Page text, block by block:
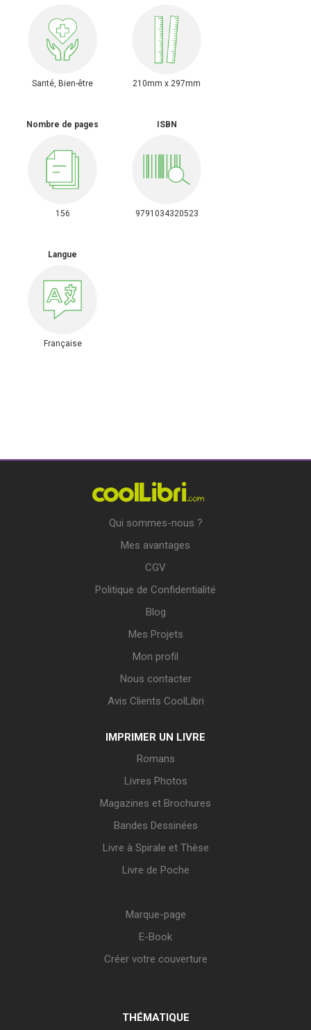
Santé, Bien-être 210mm x 297mm
Nombre de pages
156
ISBN
9791034320523
Langue
Française
Qui sommes-nous ?
Mes avantages
CGV
Politique de Confidentialité
Blog
Mes Projets
Mon profil
Nous contacter
Avis Clients CoolLibri
IMPRIMER UN LIVRE
Romans
Livres Photos
Magazines et Brochures
Bandes Dessinées
Livre à Spirale et Thèse
Livre de Poche
Marque-page
E-Book
Créer votre couverture
THÉMATIQUE